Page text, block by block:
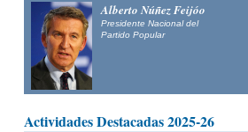
Alberto Núñez Feijóo
Presidente Nacional del
Partido Popular
Actividades Destacadas 2025-26